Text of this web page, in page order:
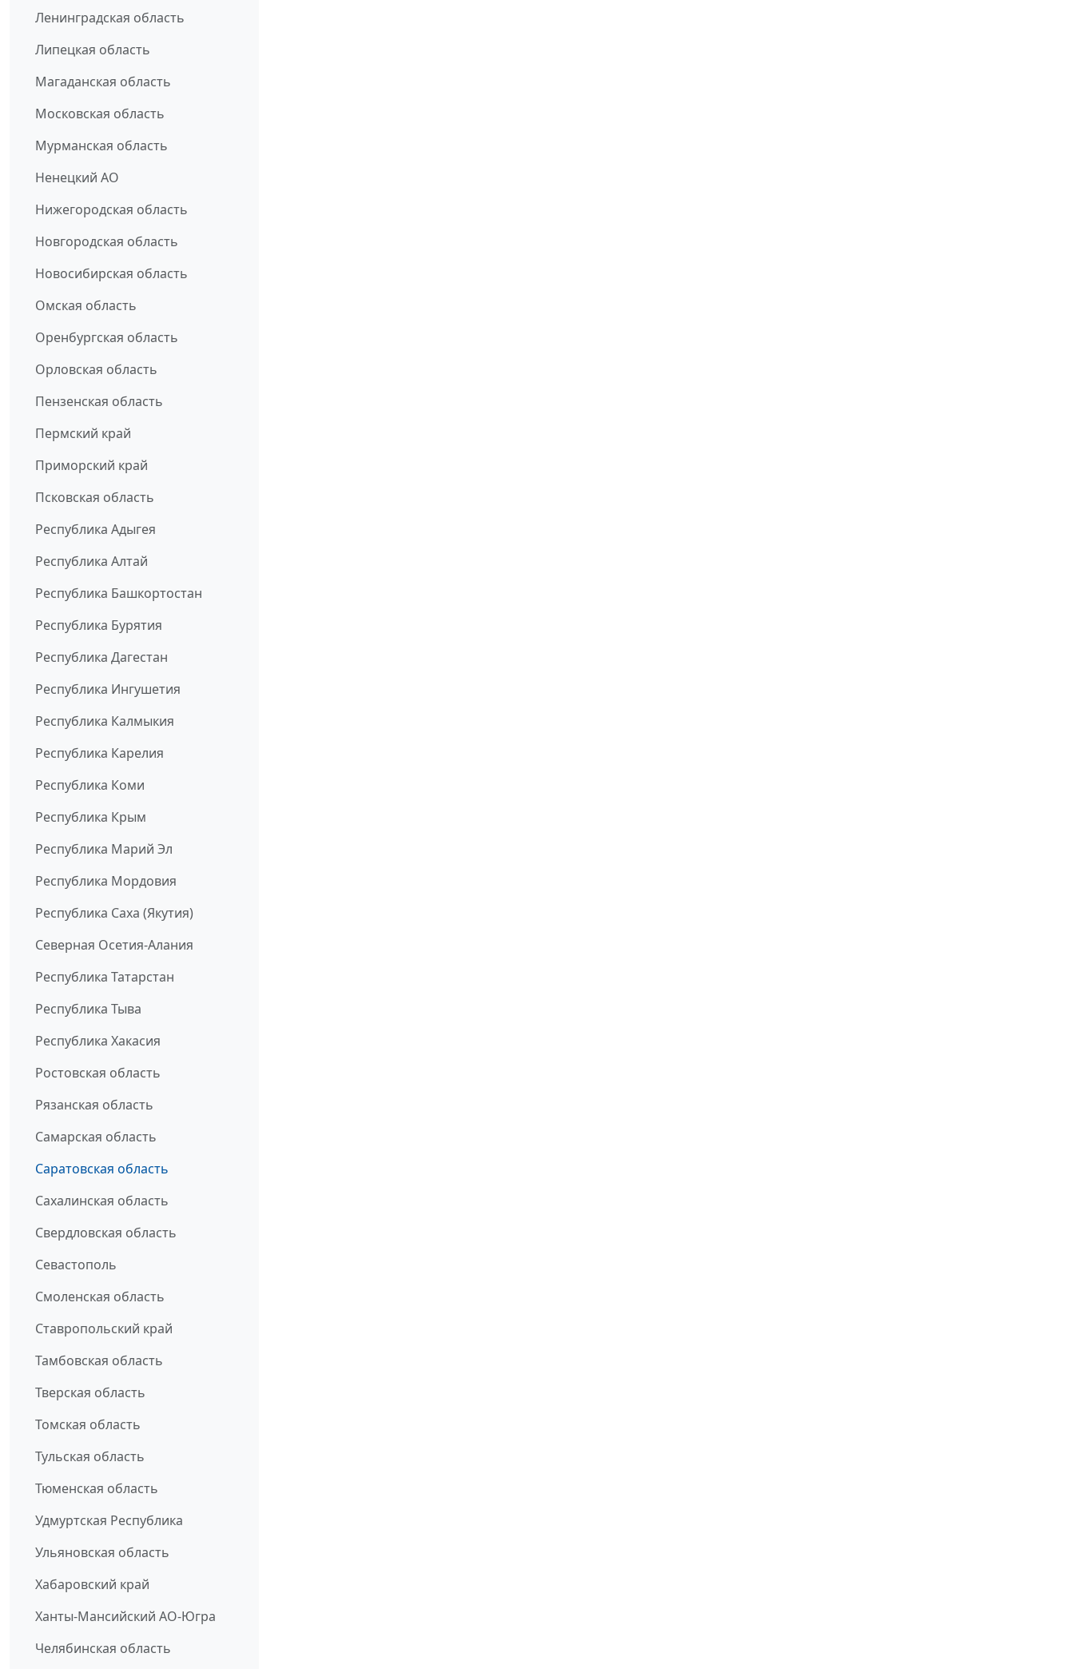
Ленинградская область
Липецкая область
Магаданская область
Московская область
Мурманская область
Ненецкий АО
Нижегородская область
Новгородская область
Новосибирская область
Омская область
Оренбургская область
Орловская область
Пензенская область
Пермский край
Приморский край
Псковская область
Республика Адыгея
Республика Алтай
Республика Башкортостан
Республика Бурятия
Республика Дагестан
Республика Ингушетия
Республика Калмыкия
Республика Карелия
Республика Коми
Республика Крым
Республика Марий Эл
Республика Мордовия
Республика Саха (Якутия)
Северная Осетия-Алания
Республика Татарстан
Республика Тыва
Республика Хакасия
Ростовская область
Рязанская область
Самарская область
Саратовская область
Сахалинская область
Свердловская область
Севастополь
Смоленская область
Ставропольский край
Тамбовская область
Тверская область
Томская область
Тульская область
Тюменская область
Удмуртская Республика
Ульяновская область
Хабаровский край
Ханты-Мансийский АО-Югра
Челябинская область